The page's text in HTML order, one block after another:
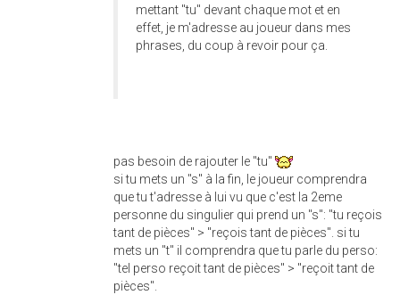
mettant "tu" devant chaque mot et en
effet, je m'adresse au joueur dans mes
phrases, du coup à revoir pour ça.
pas besoin de rajouter le "tu"
si tu mets un "s" à la fin, le joueur comprendra
que tu t'adresse à lui vu que c'est la 2eme
personne du singulier qui prend un "s": "tu reçois
tant de pièces" > "reçois tant de pièces". si tu
mets un "t" il comprendra que tu parle du perso:
"tel perso reçoit tant de pièces" > "reçoit tant de
pièces".